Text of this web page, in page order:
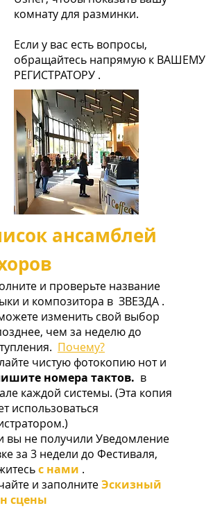
комнату для разминки.
Если у вас есть вопросы,
обращайтесь напрямую к ВАШЕМУ
РЕГИСТРАТОРУ .
ансамблей
и проверьте название
и композитора в ЗВЕЗДА .
изменить свой выбор
чем за неделю до
Почему?
чистую фотокопию нот и
номера тактов. в
каждой системы. (Эта копия
использоваться
вы не получили Уведомление
за 3 недели до Фестиваля,
с нами .
и заполнитеЭскизный
сцены